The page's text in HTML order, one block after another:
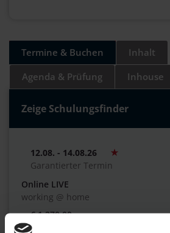
Termine & Buchen
Inhalt
Agenda & Prüfung
Inhouse
Zeige Schulungsfinder
12.08. - 14.08.26
Garantierter Termin
Online LIVE
working @ home
€ 1.270,00